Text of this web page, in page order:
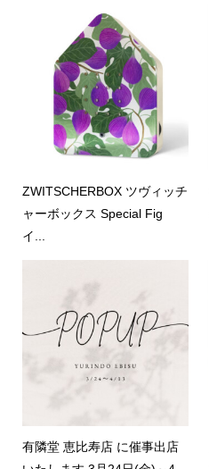
ZWITSCHERBOX ツヴィッチ
ャーボックス Special Fig
イ...
有隣堂 恵比寿店 に催事出店